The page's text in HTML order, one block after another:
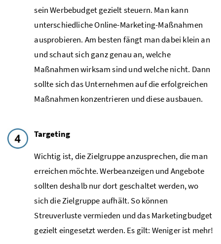
sein Werbebudget gezielt steuern. Man kann
unterschiedlicheOnline-Marketing-Maßnahmen
ausprobieren. Am besten fängt man dabei klein an
und schaut sich ganz genau an, welche
Maßnahmen wirksam sind und welche nicht. Dann
sollte sich das Unternehmen auf die erfolgreichen
Maßnahmen konzentrieren und diese ausbauen.
Targeting
Wichtig ist, die Zielgruppe anzusprechen, die man
erreichen möchte. Werbeanzeigen und Angebote
sollten deshalb nur dort geschaltet werden, wo
sich die Zielgruppe aufhält. So können
Streuverluste vermieden und das Marketingbudget
gezielt eingesetzt werden. Es gilt: Weniger ist mehr!